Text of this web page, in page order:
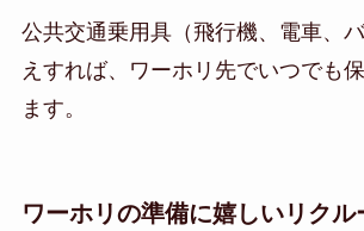
公共交通乗用具（飛行機、電車、
えすれば、ワーホリ先でいつでも
ます。
ワーホリの準備に嬉しいリクル